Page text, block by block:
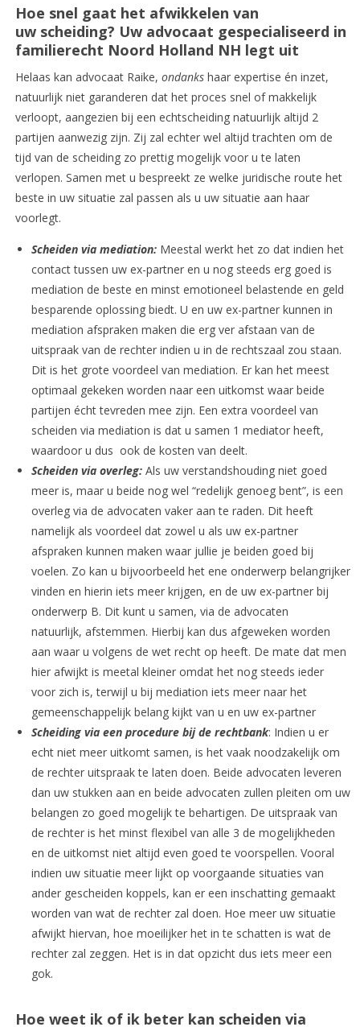
Hoe snel gaat het afwikkelen van
uw scheiding? Uw advocaat gespecialiseerd in
familierecht Noord Holland NH legt uit
Helaas kan advocaat Raike, ondankshaar expertise én inzet,
natuurlijk niet garanderen dat het proces snel of makkelijk
verloopt, aangezien bij een echtscheiding natuurlijk altijd 2
partijen aanwezig zijn. Zij zal echter wel altijd trachten om de
tijd van de scheiding zo prettig mogelijk voor u te laten
verlopen. Samen met u bespreekt ze welke juridische route het
beste in uw situatie zal passen als u uw situatie aan haar
voorlegt.
Scheiden via mediation:Meestal werkt het zo dat indien het
contact tussen uw ex-partner en u nog steeds erg goed is
mediation de beste en minst emotioneel belastende en geld
besparende oplossing biedt. U en uw ex-partner kunnen in
mediation afspraken maken die erg ver afstaan van de
uitspraak van de rechter indien u in de rechtszaal zou staan.
Dit is het grote voordeel van mediation. Er kan het meest
optimaal gekeken worden naar een uitkomst waar beide
partijen écht tevreden mee zijn. Een extra voordeel van
scheiden via mediation is dat u samen 1 mediator heeft,
waardoor u dus ook de kosten van deelt.
Scheiden via overleg: Als uw verstandshouding niet goed
meer is, maar u beide nog wel “redelijk genoeg bent”, is een
overleg via de advocaten vaker aan te raden. Dit heeft
namelijk als voordeel dat zowel u als uw ex-partner
afspraken kunnen maken waar jullie je beiden goed bij
voelen. Zo kan u bijvoorbeeld het ene onderwerp belangrijker
vinden en hierin iets meer krijgen, en de uw ex-partner bij
onderwerp B. Dit kunt u samen, via de advocaten
natuurlijk, afstemmen. Hierbij kan dus afgeweken worden
aan waar u volgens de wet recht op heeft. De mate dat men
hier afwijkt is meetal kleiner omdat het nog steeds ieder
voor zich is, terwijl u bij mediation iets meer naar het
gemeenschappelijk belang kijkt van u en uw ex-partner
Scheiding via een procedure bij de rechtbank: Indien u er
echt niet meer uitkomt samen, is het vaak noodzakelijk om
de rechter uitspraak te laten doen. Beide advocaten leveren
dan uw stukken aan en beide advocaten zullen pleiten om uw
belangen zo goed mogelijk te behartigen. De uitspraak van
de rechter is het minst flexibel van alle 3 de mogelijkheden
en de uitkomst niet altijd even goed te voorspellen. Vooral
indien uw situatie meer lijkt op voorgaande situaties van
ander gescheiden koppels, kan er een inschatting gemaakt
worden van wat de rechter zal doen. Hoe meer uw situatie
afwijkt hiervan, hoe moeilijker het in te schatten is wat de
rechter zal zeggen. Het is in dat opzicht dus iets meer een
gok.
Hoe weet ik of ik beter kan scheiden via